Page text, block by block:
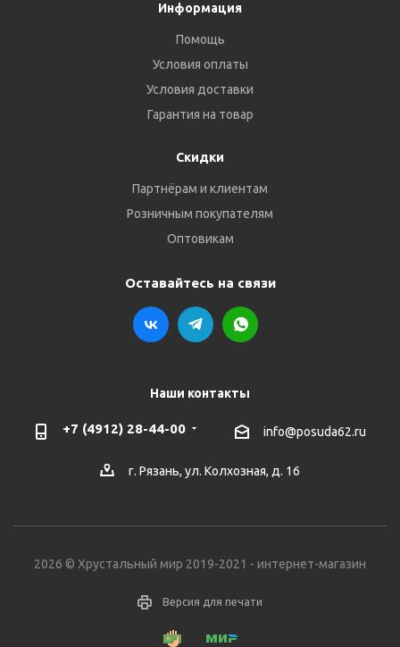
Информация
Помощь
Условия оплаты
Условия доставки
Гарантия на товар
Скидки
Партнёрам и клиентам
Розничным покупателям
Оптовикам
Оставайтесь на связи
Наши контакты
+7 (4912) 28-44-00 info@posuda62.ru
г. Рязань, ул. Колхозная, д. 16
2026 © Хрустальный мир 2019-2021 - интернет-магазин
Версия для печати